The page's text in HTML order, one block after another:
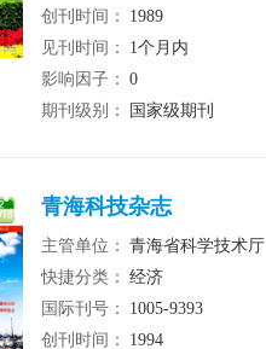
创刊时间：
1989
见刊时间：
1个月内
影响因子： 0
期刊级别：
国家级期刊
青海科技杂志
主管单位： 青海省科学技术厅
快捷分类： 经济
国际刊号：
1005-9393
创刊时间：
1994